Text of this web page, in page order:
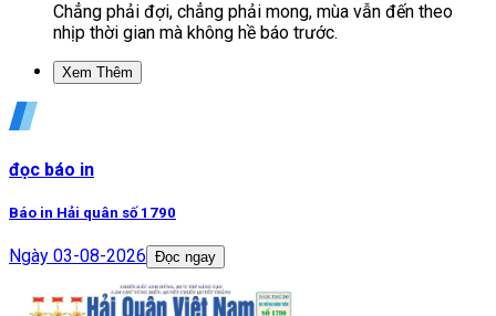
Chẳng phải đợi, chẳng phải mong, mùa vẫn đến theo
nhịp thời gian mà không hề báo trước.
Xem Thêm
đọc báo in
Báo in Hải quân số 1790
Ngày 03-08-2026 Đọc ngay